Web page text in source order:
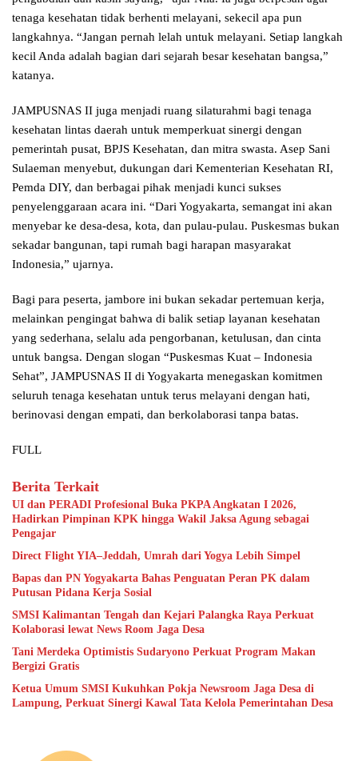
tenaga kesehatan tidak berhenti melayani, sekecil apa pun
langkahnya. “Jangan pernah lelah untuk melayani. Setiap langkah
kecil Anda adalah bagian dari sejarah besar kesehatan bangsa,”
katanya.
JAMPUSNAS II juga menjadi ruang silaturahmi bagi tenaga
kesehatan lintas daerah untuk memperkuat sinergi dengan
pemerintah pusat, BPJS Kesehatan, dan mitra swasta. Asep Sani
Sulaeman menyebut, dukungan dari Kementerian Kesehatan RI,
Pemda DIY, dan berbagai pihak menjadi kunci sukses
penyelenggaraan acara ini. “Dari Yogyakarta, semangat ini akan
menyebar ke desa-desa, kota, dan pulau-pulau. Puskesmas bukan
sekadar bangunan, tapi rumah bagi harapan masyarakat
Indonesia,” ujarnya.
Bagi para peserta, jambore ini bukan sekadar pertemuan kerja,
melainkan pengingat bahwa di balik setiap layanan kesehatan
yang sederhana, selalu ada pengorbanan, ketulusan, dan cinta
untuk bangsa. Dengan slogan “Puskesmas Kuat – Indonesia
Sehat”, JAMPUSNAS II di Yogyakarta menegaskan komitmen
seluruh tenaga kesehatan untuk terus melayani dengan hati,
berinovasi dengan empati, dan berkolaborasi tanpa batas.
FULL
Berita Terkait
UI dan PERADI Profesional Buka PKPA Angkatan I 2026,
Hadirkan Pimpinan KPK hingga Wakil Jaksa Agung sebagai
Pengajar
Direct Flight YIA–Jeddah, Umrah dari Yogya Lebih Simpel
Bapas dan PN Yogyakarta Bahas Penguatan Peran PK dalam
Putusan Pidana Kerja Sosial
SMSI Kalimantan Tengah dan Kejari Palangka Raya Perkuat
Kolaborasi lewat News Room Jaga Desa
Tani Merdeka Optimistis Sudaryono Perkuat Program Makan
Bergizi Gratis
Ketua Umum SMSI Kukuhkan Pokja Newsroom Jaga Desa di
Lampung, Perkuat Sinergi Kawal Tata Kelola Pemerintahan Desa